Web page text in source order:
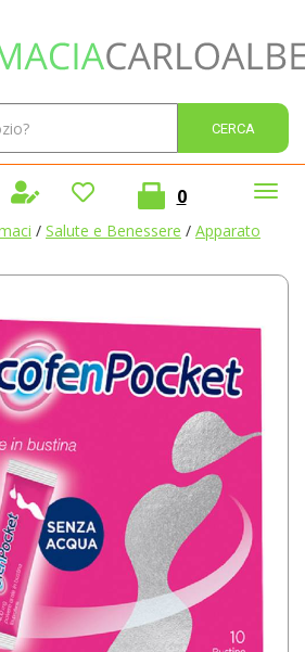
0prodotti
/ Salute e Benessere / Apparato